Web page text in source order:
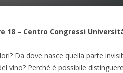
18 – Centro Congressi
Da dove nasce quella parte
vino? Perché è possibile